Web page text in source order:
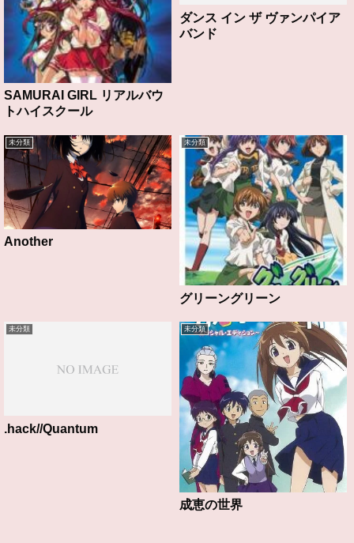
SAMURAI GIRL リアルバウ
トハイスクール
ダンス イン ザ ヴァンパイア
バンド
未分類
Another
未分類
グリーングリーン
未分類
.hack//Quantum
未分類
成恵の世界